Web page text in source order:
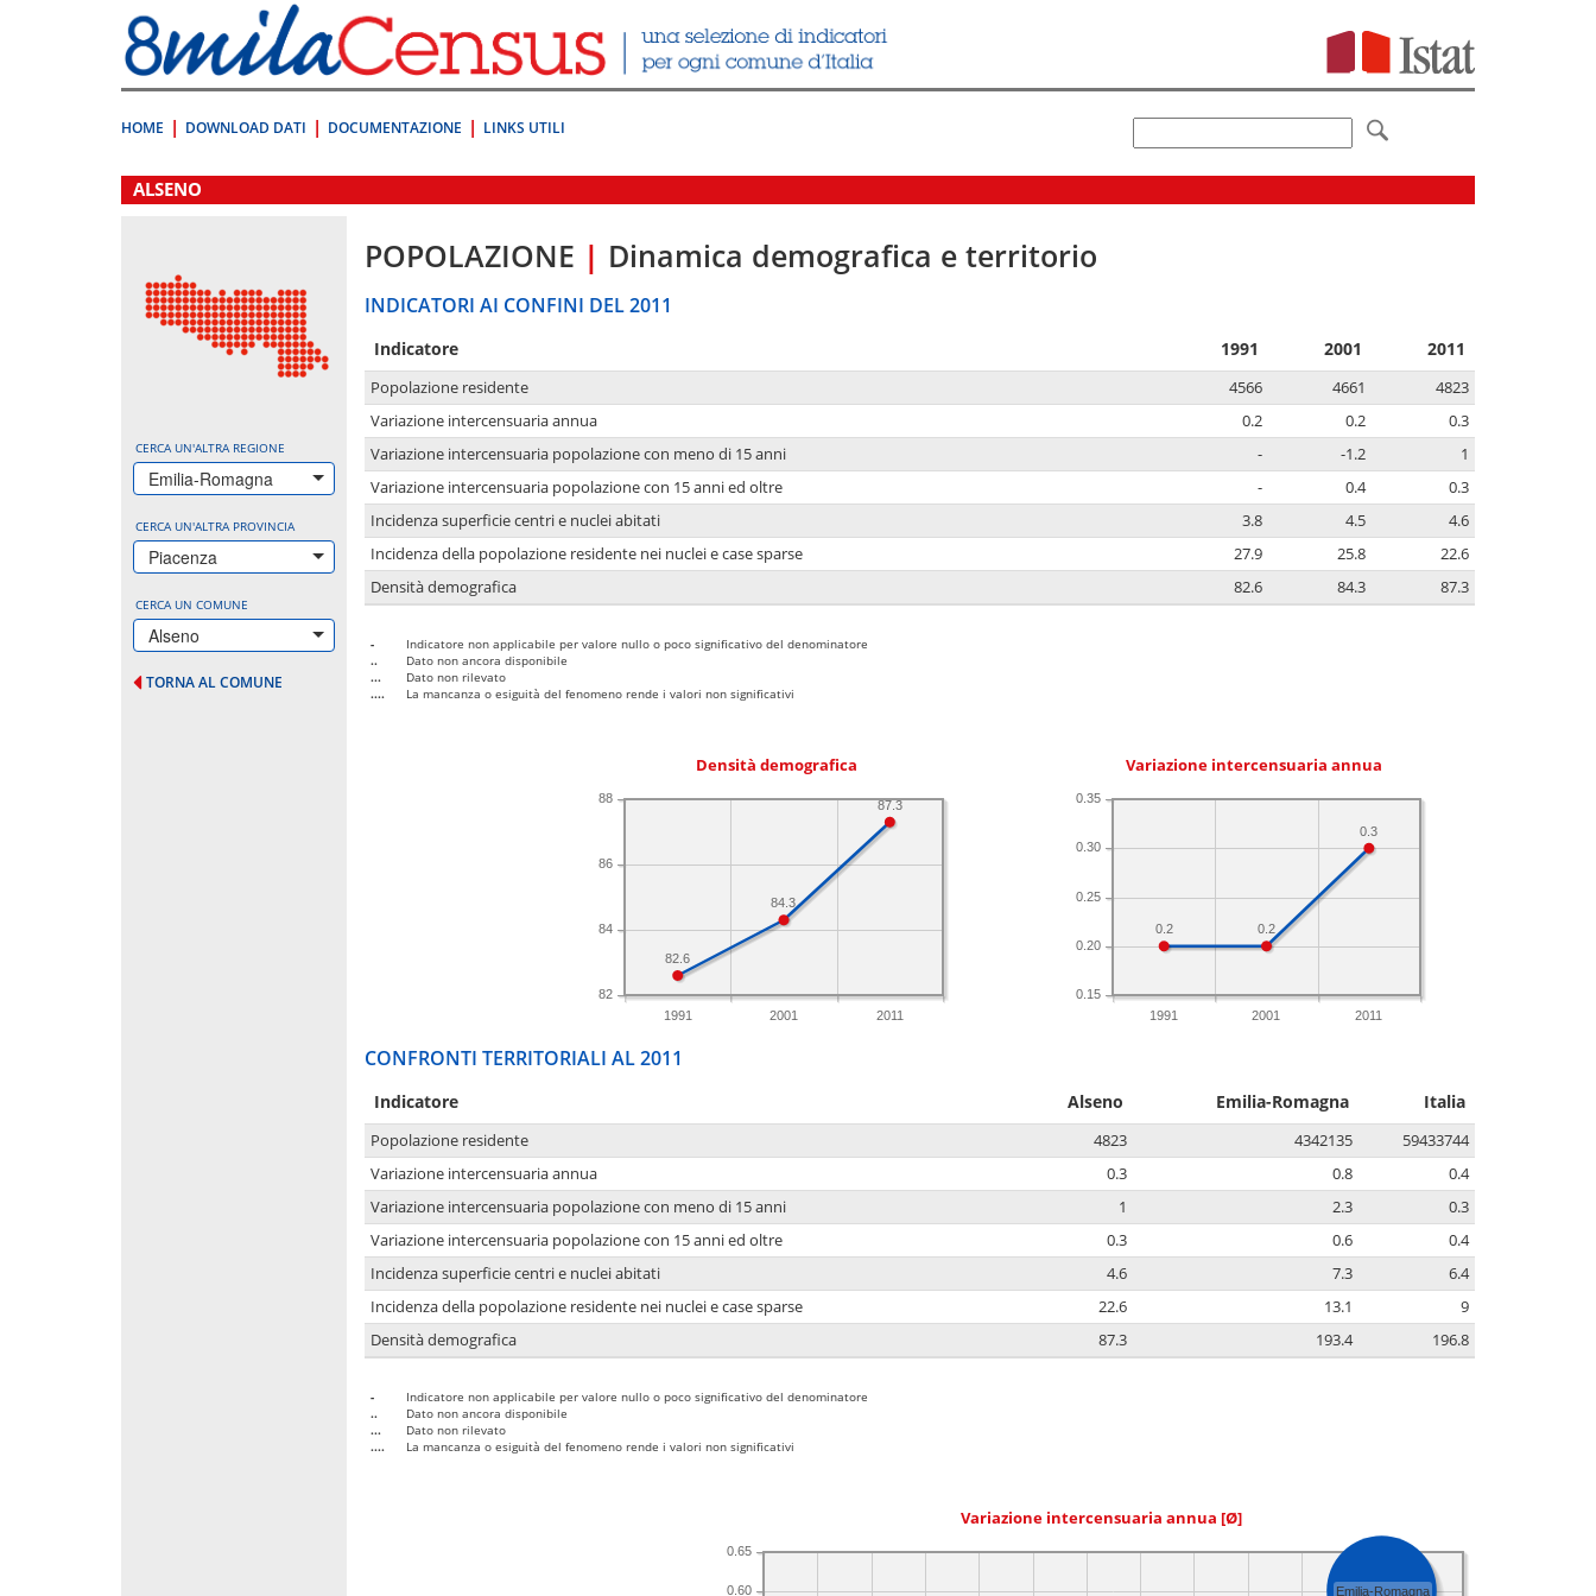
direttamente
a:
Contenuto
HOME DOWNLOAD DATI DOCUMENTAZIONE LINKS UTILI
.
ALSENO
CERCA UN'ALTRA REGIONE
Emilia-Romagna
CERCA UN'ALTRA PROVINCIA
Piacenza
CERCA UN COMUNE
Alseno
TORNA AL COMUNE
POPOLAZIONE | Dinamica demografica e territorio
INDICATORI AI CONFINI DEL 2011
Indicatore 1991 2001 2011
Popolazione residente 4566 4661
4823
Variazione intercensuaria annua
0.2 0.2
0.3
Variazione intercensuaria popolazione con meno di 15 anni
- -1.2
1
Variazione intercensuaria popolazione con 15 anni ed oltre
- 0.4
0.3
Incidenza superficie centri e nuclei abitati
3.8 4.5
4.6
Incidenza della popolazione residente nei nuclei e case sparse
27.9 25.8
22.6
Densità demografica
82.6 84.3 87.3
-
Indicatore non applicabile per valore nullo o poco significativo del denominatore
..
Dato non ancora disponibile
...
Dato non rilevato
....
La mancanza o esiguità del fenomeno rende i valori non significativi
Densità demografica
1991 2001 2011
82
84
86
88 87.3
84.3
82.6
Variazione intercensuaria annua
1991 2001 2011
0.15
0.20
0.25
0.30
0.35
0.3
0.2
0.2
CONFRONTI TERRITORIALI AL 2011
Indicatore Alseno Emilia-Romagna Italia
Popolazione residente 4823 4342135
59433744
Variazione intercensuaria annua
0.3 0.8
0.4
Variazione intercensuaria popolazione con meno di 15 anni
1 2.3
0.3
Variazione intercensuaria popolazione con 15 anni ed oltre
0.3 0.6
0.4
Incidenza superficie centri e nuclei abitati
4.6 7.3
6.4
Incidenza della popolazione residente nei nuclei e case sparse
22.6 13.1
9
Densità demografica
87.3 193.4 196.8
-
Indicatore non applicabile per valore nullo o poco significativo del denominatore
..
Dato non ancora disponibile
...
Dato non rilevato
....
La mancanza o esiguità del fenomeno rende i valori non significativi
Variazione intercensuaria annua [Ø]
0.60
0.65
Emilia-Romagna